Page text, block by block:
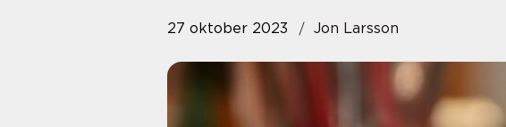
27 oktober 2023 Jon Larsson